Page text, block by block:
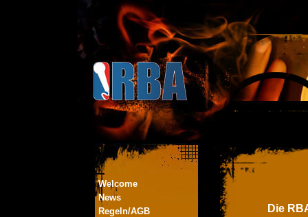
Welcome
News
Regeln/AGB
Die